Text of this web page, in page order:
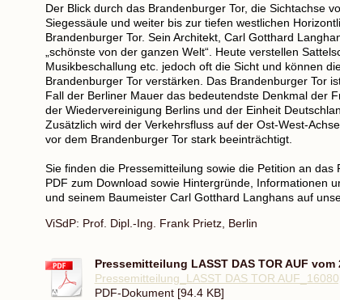
Der Blick durch das Brandenburger Tor, die Sichtachse
Siegessäule und weiter bis zur tiefen westlichen
Brandenburger Tor. Sein Architekt, Carl Gotthard
„schönste von der ganzen Welt“. Heute verstellen
Musikbeschallung etc. jedoch oft die Sicht und können
Brandenburger Tor verstärken. Das Brandenburger Tor
Fall der Berliner Mauer das bedeutendste Denkmal der
der Wiedervereinigung Berlins und der Einheit
Zusätzlich wird der Verkehrsfluss auf der Ost-West-
vor dem Brandenburger Tor stark beeinträchtigt.
Sie finden die Pressemitteilung sowie die Petition an
PDF zum Download sowie Hintergründe, Informationen
und seinem Baumeister Carl Gotthard Langhans auf
ViSdP: Prof. Dipl.-Ing. Frank Prietz, Berlin
Pressemitteilung LASST DAS TOR AUF vom
Pressemitteilung_LASST DAS TOR
PDF-Dokument [94.4 KB]